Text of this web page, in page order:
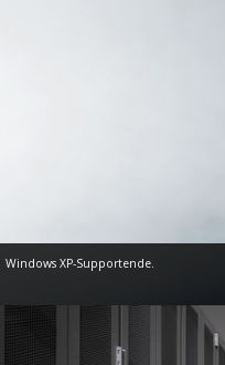
Windows XP-Supportende.